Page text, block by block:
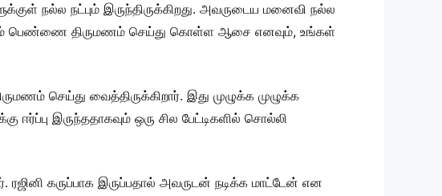
நல்ல நட்பும் இருந்திருக்கிறது. அவருடைய மனைவி நல்ல
பெண்ணை திருமணம் செய்து கொள்ள ஆசை எனவும், உங்கள்
செய்து வைத்திருக்கிறார். இது முழுக்க முழுக்க
இருந்ததாகவும் ஒரு சில பேட்டிகளில் சொல்லி
ரஜினி கருப்பாக இருப்பதால் அவருடன் நடிக்க மாட்டேன் என